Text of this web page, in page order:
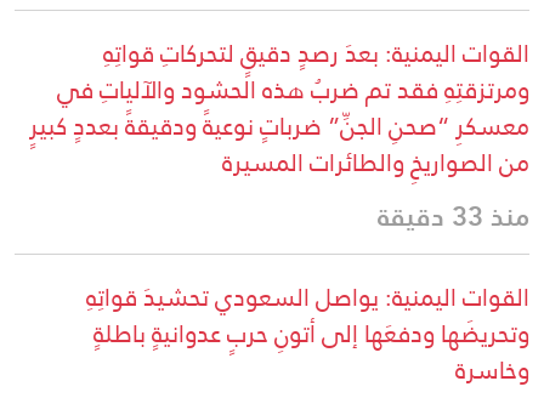
القوات اليمنية: بعدَ رصدٍ دقيقٍ لتحركاتِ قواتِهِ
ومرتزقتِهِ فقد تم ضربُ هذه الحشود والآلياتِ في
معسكرِ “صحنِ الجنِّ” ضرباتٍ نوعيةً ودقيقةً بعددٍ كبيرٍ
من الصواريخِ والطائرات المسيرة
منذ 33 دقيقة
القوات اليمنية: يواصل السعودي تحشيدَ قواتِهِ
وتحريضَها ودفعَها إلى أتونِ حربٍ عدوانيةٍ باطلةٍ
وخاسرة